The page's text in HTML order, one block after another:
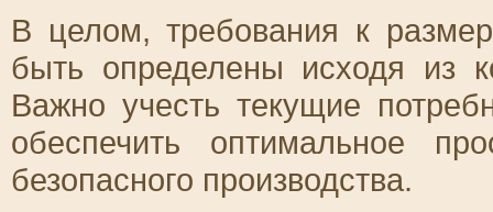
В целом, требования к
быть определены исходя из
Важно учесть текущие
обеспечить оптимальное
безопасного производства.